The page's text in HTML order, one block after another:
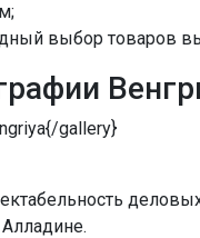
выбор товаров
gallery}